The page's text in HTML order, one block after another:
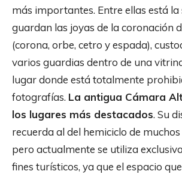
más importantes. Entre ellas está la
guardan las joyas de la coronación
(corona, orbe, cetro y espada),
varios guardias dentro de una
lugar donde está totalmente
fotografías. La antigua Cámara
los lugares más destacados. Su
recuerda al del hemiciclo de
pero actualmente se utiliza
fines turísticos, ya que el espacio